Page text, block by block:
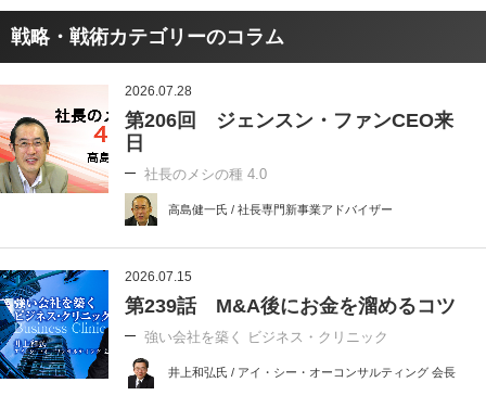
戦略・戦術カテゴリーのコラム
2026.07.28
第206回 ジェンスン・ファンCEO来
日
社長のメシの種 4.0
高島健一氏 / 社長専門新事業アドバイザー
2026.07.15
第239話 M&A後にお金を溜めるコツ
強い会社を築く ビジネス・クリニック
井上和弘氏 / アイ・シー・オーコンサルティング 会長